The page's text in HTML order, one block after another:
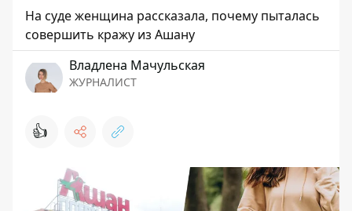
На суде женщина рассказала, почему пыталась
совершить кражу из Ашану
Владлена Мачульская
ЖУРНАЛИСТ
👍